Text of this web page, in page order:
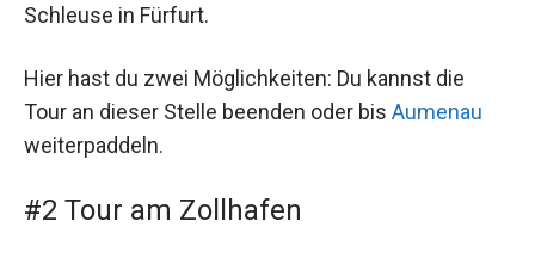
Schleuse in Fürfurt.
Hier hast du zwei Möglichkeiten: Du kannst die
Tour an dieser Stelle beenden oder bis Aumenau
weiterpaddeln.
#2 Tour am Zollhafen